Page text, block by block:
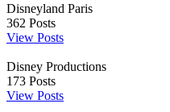
Disneyland Paris
362 Posts
View Posts
Disney Productions
173 Posts
View Posts